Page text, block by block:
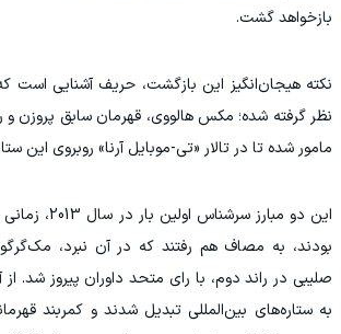
بازخواهد گشت.
نکته هیجان‌انگیز این بازگشت، حریف آشنایی است که
نظر گرفته شده؛ مکس هالووی، قهرمان سابق پروزن و
مامور شده تا در تالار «تی-موبایل آرنا» روبروی این
این دو مبارز
بودند، به مصاف هم رفتند که در آن نبرد،
صلیبی در راند دوم، با رای متحد داوران پیروز شد.
به ستاره‌های بین‌المللی تبدیل شدند و کمربند